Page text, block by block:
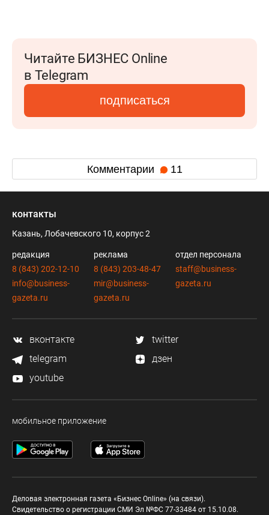
Читайте БИЗНЕС Online
в Telegram
подписаться
Комментарии 11
контакты
Казань, Лобачевского 10, корпус 2
редакция
8 (843) 202-12-10
info@business-
gazeta.ru
реклама
8 (843) 203-48-47
mir@business-
gazeta.ru
отдел персонала
staff@business-
gazeta.ru
вконтакте
twitter
telegram
дзен
youtube
мобильное приложение
Деловая электронная газета «Бизнес Online» (на связи).
Свидетельство о регистрации СМИ Эл №ФС 77-33484 от 15.10.08.